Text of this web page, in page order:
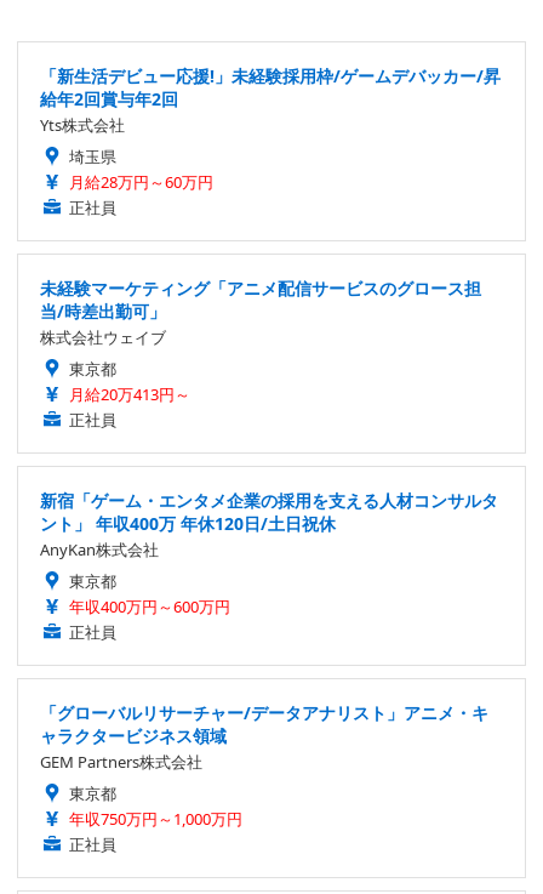
「新生活デビュー応援!」未経験採用枠/ゲームデバッカー/昇
給年2回賞与年2回
Yts株式会社
埼玉県
月給28万円～60万円
正社員
未経験マーケティング「アニメ配信サービスのグロース担
当/時差出勤可」
株式会社ウェイブ
東京都
月給20万413円～
正社員
新宿「ゲーム・エンタメ企業の採用を支える人材コンサルタ
ント」 年収400万 年休120日/土日祝休
AnyKan株式会社
東京都
年収400万円～600万円
正社員
「グローバルリサーチャー/データアナリスト」アニメ・キ
ャラクタービジネス領域
GEM Partners株式会社
東京都
年収750万円～1,000万円
正社員